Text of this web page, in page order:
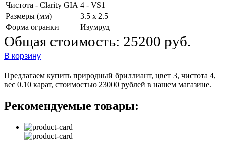
Чистота - Clarity GIA 4 - VS1
Размеры (мм)
3.5 х 2.5
Форма огранки
Изумруд
Общая стоимость: 25200 руб.
В корзину
Предлагаем купить природный бриллиант, цвет 3, чистота 4,
вес 0.10 карат, стоимостью 23000 рублей в нашем магазине.
Рекомендуемые товары: